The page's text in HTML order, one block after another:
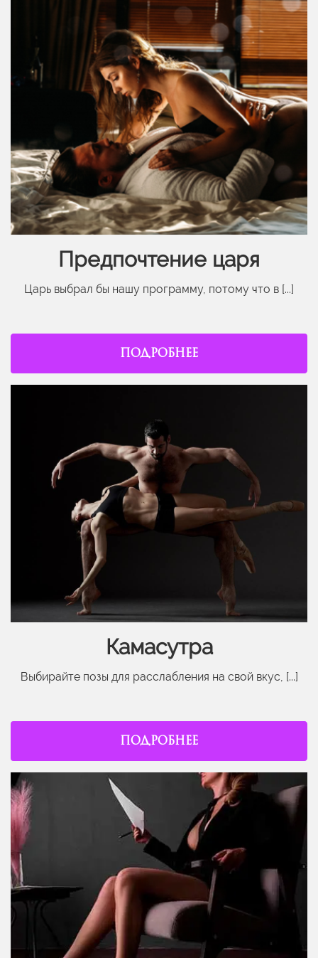
Предпочтение царя
Царь выбрал бы нашу программу, потому что в [...]
ПОДРОБНЕЕ
Камасутра
Выбирайте позы для расслабления на свой вкус, [...]
ПОДРОБНЕЕ